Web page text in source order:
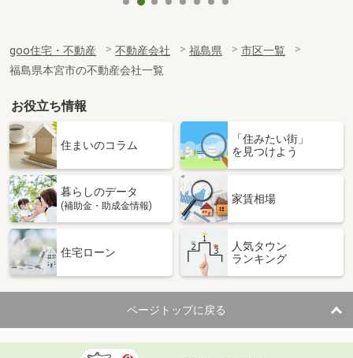
goo住宅・不動産 不動産会社 福島県
市区一覧
福島県本宮市の不動産会社一覧
お役立ち情報
住まいのコラム
「住みたい街」
を見つけよう
暮らしのデータ
(補助金・助成金情報)
家賃相場
住宅ローン
人気タウン
ランキング
ページトップに戻る